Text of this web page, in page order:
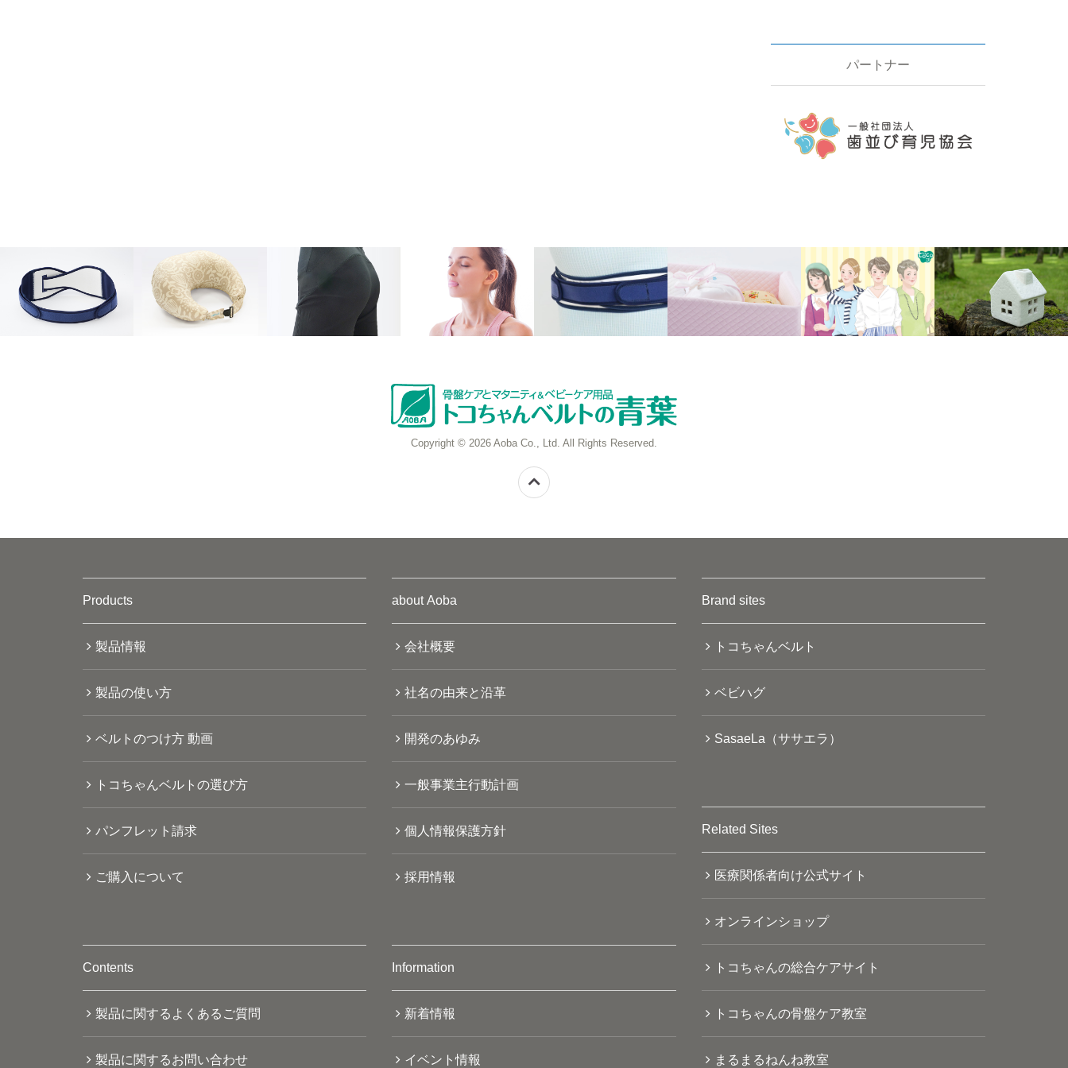
パートナー
Copyright © 2026 Aoba Co., Ltd. All Rights Reserved.
Products
製品情報
製品の使い方
ベルトのつけ方 動画
トコちゃんベルトの選び方
パンフレット請求
ご購入について
Contents
製品に関するよくあるご質問
製品に関するお問い合わせ
about Aoba
会社概要
社名の由来と沿革
開発のあゆみ
一般事業主行動計画
個人情報保護方針
採用情報
Information
新着情報
イベント情報
Brand sites
トコちゃんベルト
ベビハグ
SasaeLa（ササエラ）
Related Sites
医療関係者向け公式サイト
オンラインショップ
トコちゃんの総合ケアサイト
トコちゃんの骨盤ケア教室
まるまるねんね教室